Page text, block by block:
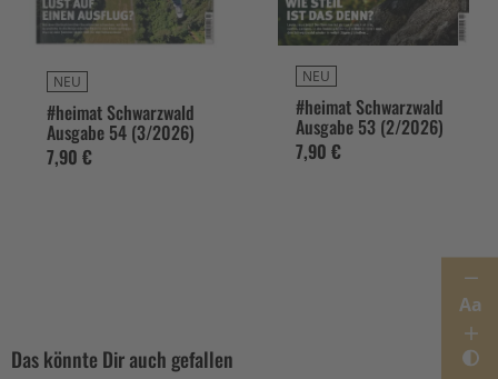
Aa
NEU
#heimat Schwarzwald
Ausgabe 54 (3/2026)
7,90 €
NEU
#heimat Schwarzwald
Ausgabe 53 (2/2026)
7,90 €
Das könnte Dir auch gefallen